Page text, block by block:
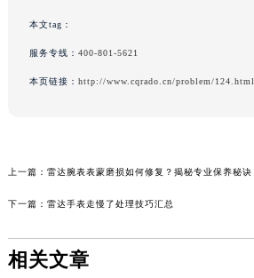
本文tag：
服务专线： 400-801-5621
本页链接： http://www.cqrado.cn/problem/124.html
上一篇： 雷达腕表表蒙磨损如何修复？揭秘专业保养秘诀
下一篇： 雷达手表走慢了处理技巧汇总
相关文章